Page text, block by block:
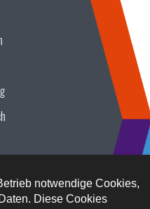
notwendige Cookies,
Diese Cookies